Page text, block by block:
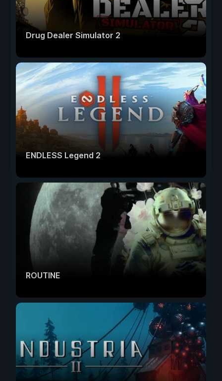
Drug Dealer Simulator 2
ENDLESS Legend 2
ROUTINE